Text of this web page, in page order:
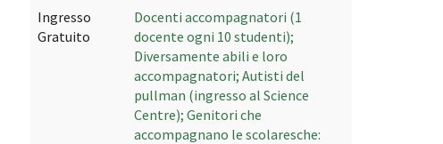
Ingresso
Gratuito
Docenti accompagnatori (1
docente ogni 10 studenti);
Diversamente abili e loro
accompagnatori; Autisti del
pullman (ingresso al Science
Centre); Genitori che
accompagnano le scolaresche: